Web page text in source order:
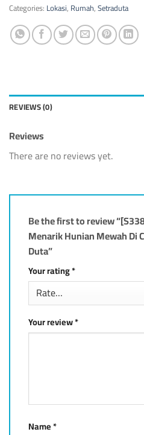
Categories: Lokasi, Rumah,Setraduta
REVIEWS (0)
Reviews
There are no reviews yet.
Be the first to review
Menarik Hunian Mewah Di
Duta”
Your rating*
Your review*
Name*